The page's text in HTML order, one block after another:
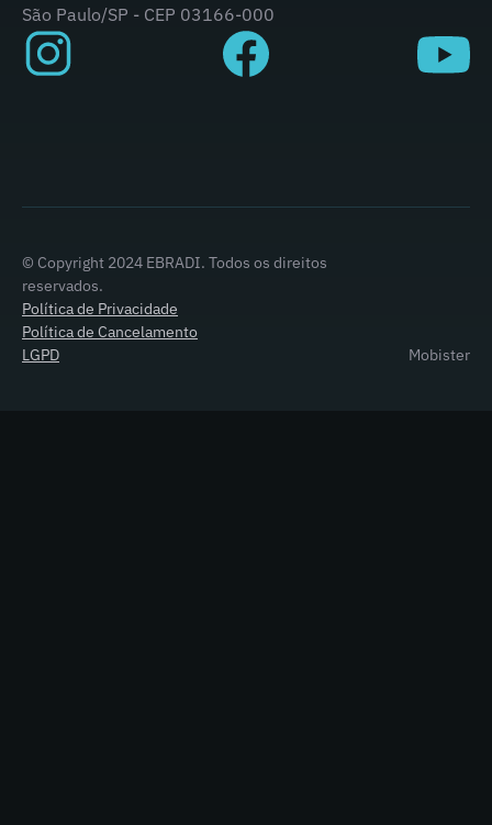
São Paulo/SP - CEP 03166-000
© Copyright 2024 EBRADI. Todos os direitos
reservados.
Política de Privacidade
Política de Cancelamento
LGPD
Mobister